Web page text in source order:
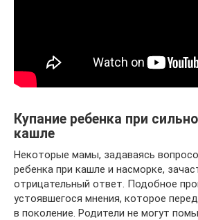
Купание ребенка при
кашле
Некоторые мамы, задаваясь
ребенка при кашле и насморке,
отрицательный ответ. Подобное
устоявшегося мнения, которое
в поколение. Родители не могут